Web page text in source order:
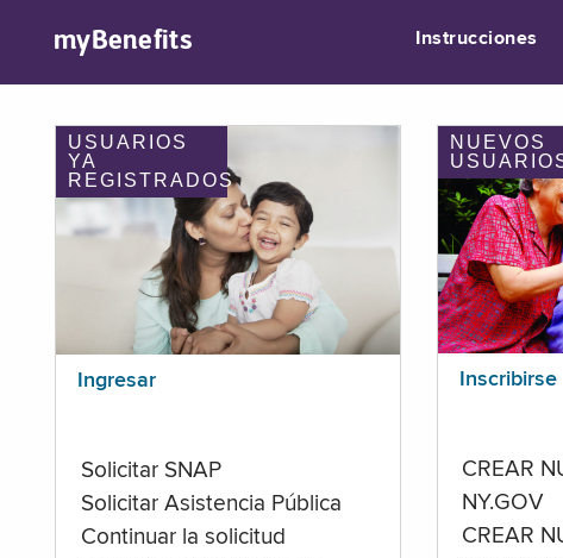
myBenefits Instrucciones
USUARIOS
YA
REGISTRADOS
Ingresar
Solicitar SNAP
Solicitar Asistencia Pública
Continuar la solicitud
NUEVOS
Inscribirse
CREAR
NY.GOV
CREAR